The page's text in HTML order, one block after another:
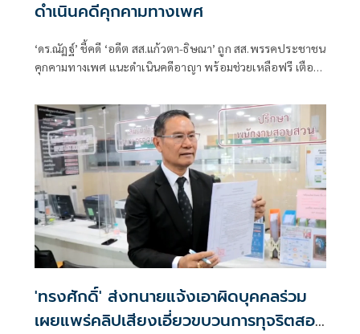
ดำเนินคดีคุกคามทางเพศ
‘ดร.ณัฏฐ์’ ชี้คดี ‘อดีต สส.แก้วตา-ธิษณา’ ถูก สส.พรรคประชาชน
คุกคามทางเพศ แนะดำเนินคดีอาญา พร้อมช่วยเหลือฟรี เตือน
'ทรงศักดิ์' ส่งทนายแจ้งเอาผิดบุคคลร่วม
เผยแพร่คลิปเสียงเอี่ยวขบวนการทุจริตสอบ